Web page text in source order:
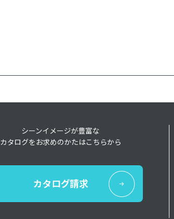
シーンイメージが豊富な
カタログをお求めのかたはこちらから
カタログ請求